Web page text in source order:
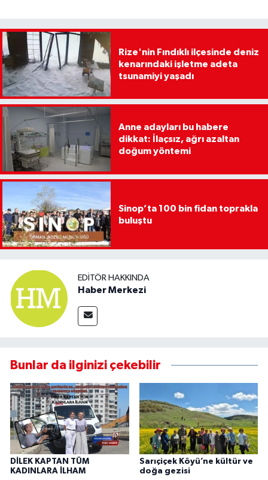
Rize'nin Fındıklı ilçesinde deniz
kenarındaki işletme adeta
tsunamiyi yaşadı
Anne adayları bu habere
dikkat: İlaçsız, ağrı azaltan
doğum yöntemi
Sinop’ta 100 bin fidan toprakla
buluştu
EDITÖR HAKKINDA
Haber Merkezi
Bunlar da ilginizi çekebilir
DİLEK KAPTAN TÜM
KADINLARA İLHAM
Sarıçiçek Köyü’ne kültür ve
doğa gezisi